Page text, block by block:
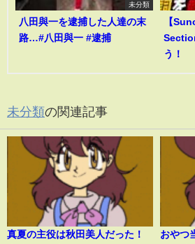
未分類
八田與一を逮捕した人達の末
路…#八田與一 #逮捕
【
う！
未分類の関連記事
真夏の主役は秋田美人だった！
おやつ